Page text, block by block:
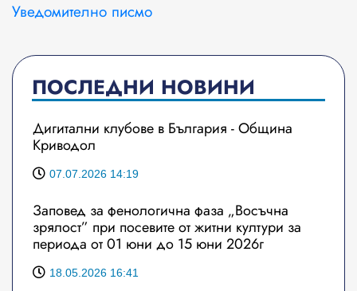
Уведомително писмо
ПОСЛЕДНИ НОВИНИ
Дигитални клубове в България - Община
Криводол
07.07.2026 14:19
Заповед за фенологична фаза „Восъчна
зрялост” при посевите от житни култури за
периода от 01 юни до 15 юни 2026г
18.05.2026 16:41